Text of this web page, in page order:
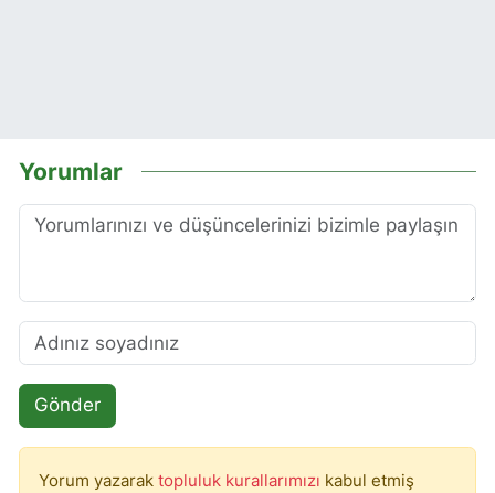
Yorumlar
Gönder
Yorum yazarak topluluk kurallarımızı kabul etmiş